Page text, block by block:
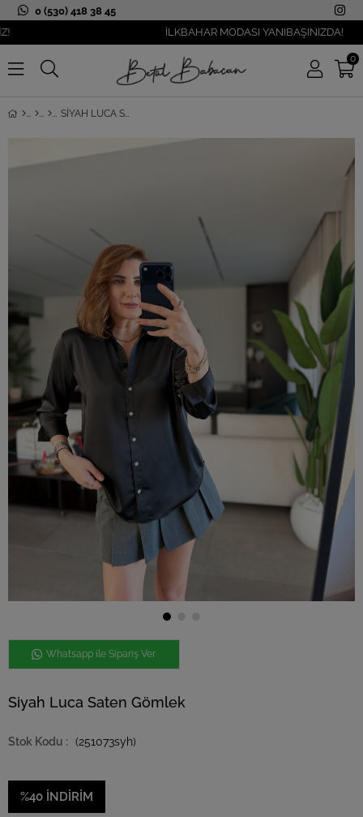
0 (530) 418 38 45
İLKBAHAR MODASI YANIBAŞINIZDA!
0
SIYAH LUCA SATEN GÖMLEK
Whatsapp ile Sipariş Ver
Siyah Luca Saten Gömlek
(251073syh)
%40 İNDIRIM